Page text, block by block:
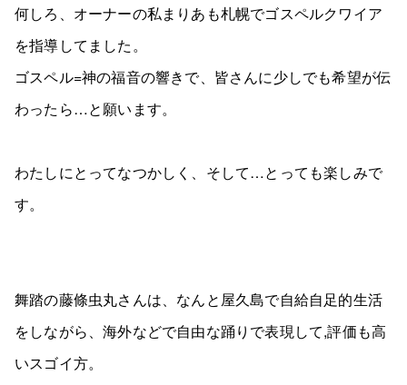
何しろ、オーナーの私まりあも札幌でゴスペルクワイア
を指導してました。
ゴスペル=神の福音の響きで、皆さんに少しでも希望が伝
わったら…と願います。
わたしにとってなつかしく、そして…とっても楽しみで
す。
舞踏の藤條虫丸さんは、なんと屋久島で自給自足的生活
をしながら、海外などで自由な踊りで表現して,評価も高
いスゴイ方。